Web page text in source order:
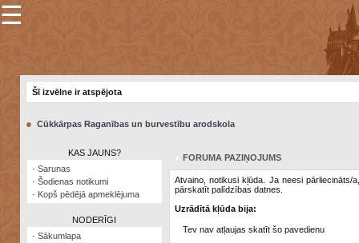
×
Šodienas
notikumi
☰
Šī izvēlne ir atspējota
● Cūkkārpas Raganības un burvestību arodskola
KAS JAUNS?
· Sarunas
· Šodienas notikumi
· Kopš pēdējā apmeklējuma
NODERĪGI
· Sākumlapa
FORUMA PAZIŅOJUMS
Atvaino, notikusi kļūda. Ja neesi pārliecināts/
pārskatīt palīdzības datnes.
Uzrādītā kļūda bija:
Tev nav atļaujas skatīt šo pavedienu